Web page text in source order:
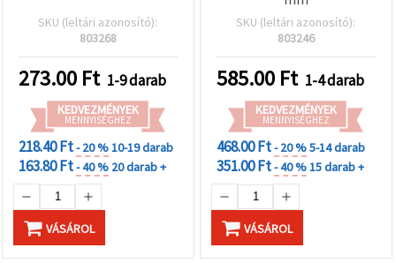
SKU (leltári azonosító):
803268
273.00 Ft 1-9 darab
KEDVEZMÉNYEK
MENNYISÉGHEZ
218.40 Ft- 20 %10-19 darab
163.80 Ft- 40 % 20 darab +
VÁSÁROL
SKU (leltári azonosító):
803246
585.00 Ft 1-4 darab
KEDVEZMÉNYEK
MENNYISÉGHEZ
468.00 Ft- 20 %5-14 darab
351.00 Ft- 40 %15 darab +
VÁSÁROL